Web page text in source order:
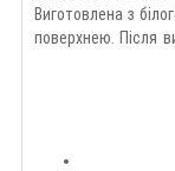
Виготовлена з
поверхнею. Після
краї. Допомагає